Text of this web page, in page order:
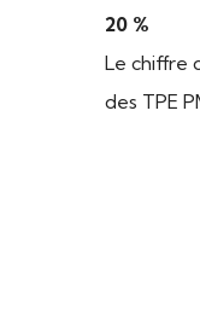
20 %
Le chiffre
des TPE